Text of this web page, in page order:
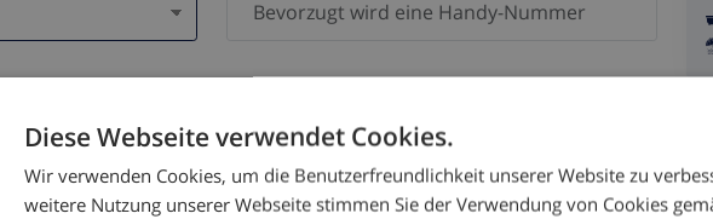
ausgefüllt werden )
Ihre persönlichen Daten werden zu keiner Zeit an Dritte weitergegeben.
Diese Webseite verwendet Cookies.
Wir verwenden Cookies, um die Benutzerfreundlichkeit unserer Website zu
weitere Nutzung unserer Webseite stimmen Sie der Verwendung von Cookies